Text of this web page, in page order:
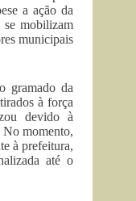
a ação da
mobilizam
municipais
gramado da
à força
devido à
momento,
à prefeitura,
até o